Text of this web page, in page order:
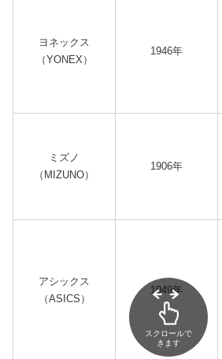
ヨネックス
（YONEX）
1946年
ミズノ
（MIZUNO）
1906年
アシックス
（ASICS）
1949年
スクロールで
きます